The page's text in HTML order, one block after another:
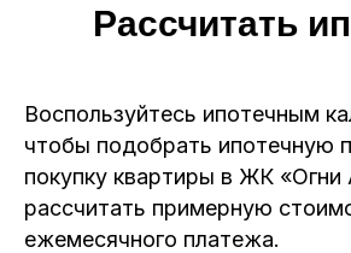
Рассчитать
Воспользуйтесь ипотечным
чтобы подобрать ипотечную
покупку квартиры в ЖК «Огни
рассчитать примерную
ежемесячного платежа.